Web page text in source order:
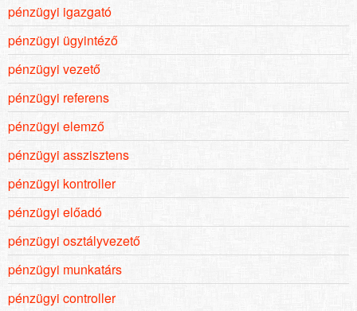
pénzügyi igazgató
pénzügyi ügyintéző
pénzügyi vezető
pénzügyi referens
pénzügyi elemző
pénzügyi asszisztens
pénzügyi kontroller
pénzügyi előadó
pénzügyi osztályvezető
pénzügyi munkatárs
pénzügyi controller